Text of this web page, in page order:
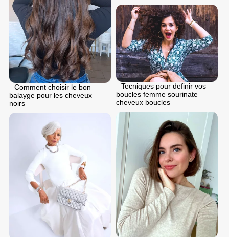
Comment choisir le bon
balayge pour les cheveux
noirs
Tecniques pour definir vos
boucles femme sourinate
cheveux boucles